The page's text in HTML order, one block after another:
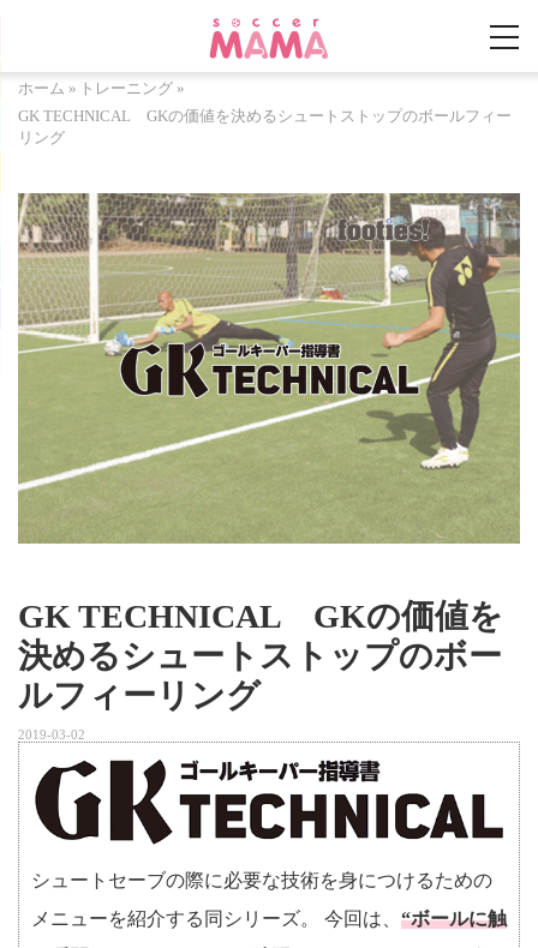
ホーム » トレーニング »
GK TECHNICAL GKの価値を決めるシュートストップのボールフィー
リング
GK TECHNICAL GKの価値を
決めるシュートストップのボー
ルフィーリング
2019-03-02
シュートセーブの際に必要な技術を身につけるための
メニューを紹介する同シリーズ。 今回は、 “ボールに触